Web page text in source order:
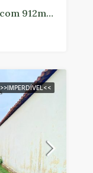
Vendo terreno todo murado com 912m² no Paracuru.
>>IMPERDÍVEL<<